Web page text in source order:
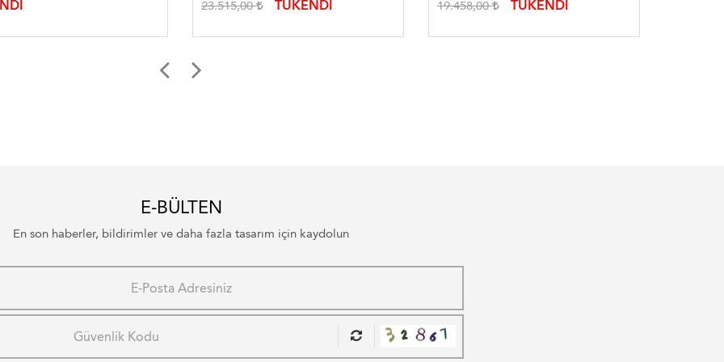
23.515,00 TÜKENDİ 19.458,00 TÜKENDİ
E-BÜLTEN
En son haberler, bildirimler ve daha fazla tasarım için kaydolun